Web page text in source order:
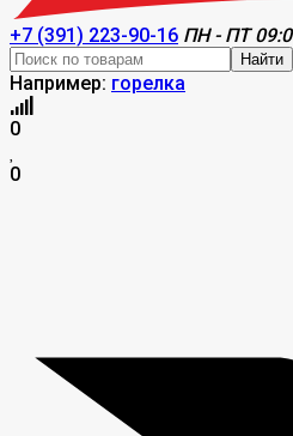
+7 (391) 223-90-16 ПН - ПТ
Найти
Например: горелка
0
0